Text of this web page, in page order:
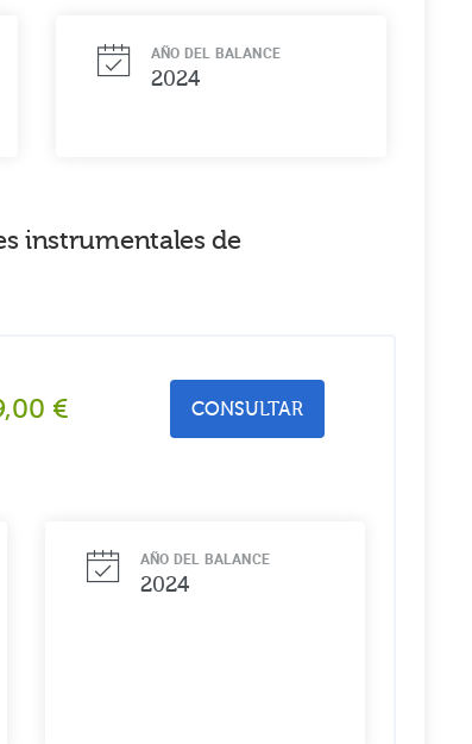
AÑO DEL BALANCE
2024
instrumentales de
€ CONSULTAR
AÑO DEL BALANCE
2024